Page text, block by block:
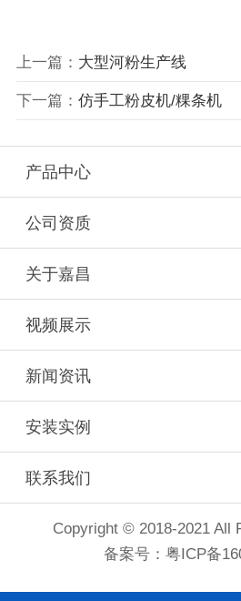
上一篇： 大型河粉生产线
下一篇： 仿手工粉皮机/粿条机
产品中心
公司资质
关于嘉昌
视频展示
新闻资讯
安装实例
联系我们
Copyright © 2018-2021 All
备案号：粤ICP备